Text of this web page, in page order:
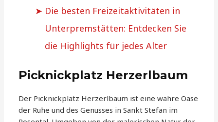
Die besten Freizeitaktivitäten in
Unterpremstätten: Entdecken Sie
die Highlights für jedes Alter
Picknickplatz Herzerlbaum
Der Picknickplatz Herzerlbaum ist eine wahre Oase
der Ruhe und des Genusses in Sankt Stefan im